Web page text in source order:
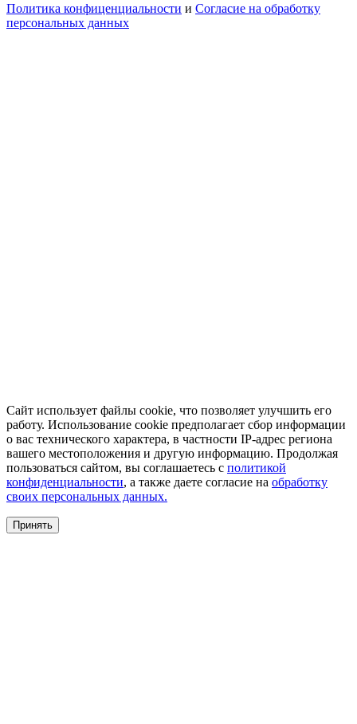
Политика конфиценциальности и Согласие на обработку
персональных данных
Сайт использует файлы cookie, что позволяет улучшить его
работу. Использование cookie предполагает сбор информации
о вас технического характера, в частности IP-адрес региона
вашего местоположения и другую информацию. Продолжая
пользоваться сайтом, вы соглашаетесь с политикой
конфиденциальности, а также даете согласие на обработку
своих персональных данных.
Принять